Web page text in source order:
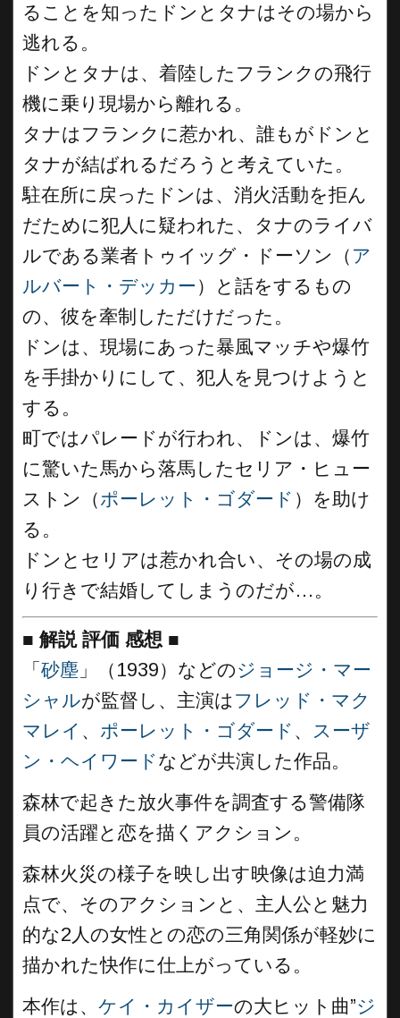
ることを知ったドンとタナはその場から
逃れる。
ドンとタナは、着陸したフランクの飛行
機に乗り現場から離れる。
タナはフランクに惹かれ、誰もがドンと
タナが結ばれるだろうと考えていた。
駐在所に戻ったドンは、消火活動を拒ん
だために犯人に疑われた、タナのライバ
ルである業者トゥイッグ・ドーソン（ ア
ルバート・デッカー）と話をするもの
の、彼を牽制しただけだった。
ドンは、現場にあった暴風マッチや爆竹
を手掛かりにして、犯人を見つけようと
する。
町ではパレードが行われ、ドンは、爆竹
に驚いた馬から落馬したセリア・ヒュー
ストン（ポーレット・ゴダード ）を助け
る。
ドンとセリアは惹かれ合い、その場の成
り行きで結婚してしまうのだが…。
■ 解説 評価 感想 ■
「 砂塵 」（1939）などのジョージ・マー
シャルが監督し、主演はフレッド・マク
マレイ 、 ポーレット・ゴダード 、 スーザ
ン・ヘイワードなどが共演した作品。
森林で起きた放火事件を調査する警備隊
員の活躍と恋を描くアクション。
森林火災の様子を映し出す映像は迫力満
点で、そのアクションと、主人公と魅力
的な2人の女性との恋の三角関係が軽妙に
描かれた快作に仕上がっている。
本作は、 ケイ・カイザーの大ヒット曲”ジ